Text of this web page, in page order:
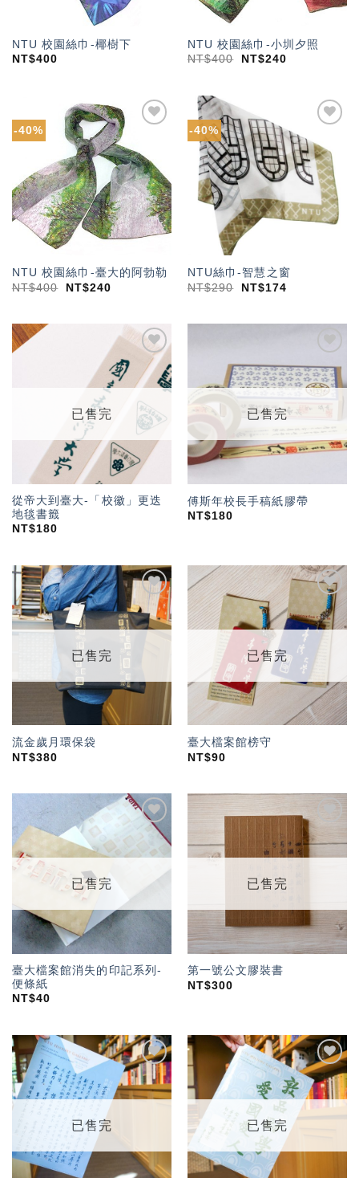
NTU 校園絲巾-椰樹下
NT$400
NTU 校園絲巾-小圳夕照
NT$400 NT$240
-40%
望輕
單」
NTU 校園絲巾-臺大的阿勃勒
NT$400 NT$240
-40%
「願
望輕
單」
NTU絲巾-智慧之窗
NT$290 NT$174
加入
「願
望輕
已售完
從帝大到臺大-「校徽」更迭
地毯書籤
NT$180
加入
「願
望輕
已售完
傅斯年校長手稿紙膠帶
NT$180
加入
「願
望輕
已售完
流金歲月環保袋
NT$380
加入
「願
望輕
已售完
臺大檔案館榜守
NT$90
加入
望輕
已售完
臺大檔案館消失的印記系列-
便條紙
NT$40
「願
望輕
已售完
第一號公文膠裝書
NT$300
加入
「願
望輕
已售完
加入
「願
望輕
單」
已售完